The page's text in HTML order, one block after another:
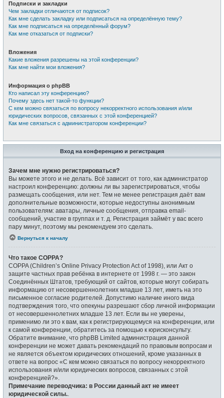
Подписки и закладки
Чем закладки отличаются от подписок?
Как мне сделать закладку или подписаться на определённую тему?
Как мне подписаться на определённый форум?
Как мне отказаться от подписки?
Вложения
Какие вложения разрешены на этой конференции?
Как мне найти мои вложения?
Информация о phpBB
Кто написал эту конференцию?
Почему здесь нет такой-то функции?
С кем можно связаться по вопросу некорректного использования и/или
юридических вопросов, связанных с этой конференцией?
Как мне связаться с администратором конференции?
Вход на конференцию и регистрация
Зачем мне нужно регистрироваться?
Вы можете этого и не делать. Всё зависит от того, как администратор
настроил конференцию: должны ли вы зарегистрироваться, чтобы
размещать сообщения, или нет. Тем не менее регистрация даёт вам
дополнительные возможности, которые недоступны анонимным
пользователям: аватары, личные сообщения, отправка email-
сообщений, участие в группах и т. д. Регистрация займёт у вас всего
пару минут, поэтому мы рекомендуем это сделать.
Вернуться к началу
Что такое COPPA?
COPPA (Children’s Online Privacy Protection Act of 1998), или Акт о
защите частных прав ребёнка в интернете от 1998 г. — это закон
Соединённых Штатов, требующий от сайтов, которые могут собирать
информацию от несовершеннолетних младше 13 лет, иметь на это
письменное согласие родителей. Допустимо наличие иного вида
подтверждения того, что опекуны разрешают сбор личной информации
от несовершеннолетних младше 13 лет. Если вы не уверены,
применимо ли это к вам, как к регистрирующемуся на конференции, или
к самой конференции, обратитесь за помощью к юрисконсульту.
Обратите внимание, что phpBB Limited администрация данной
конференции не может давать рекомендаций по правовым вопросам и
не является объектом юридических отношений, кроме указанных в
ответе на вопрос «С кем можно связаться по вопросу некорректного
использования и/или юридических вопросов, связанных с этой
конференцией?».
Примечание переводчика: в России данный акт не имеет
юридической силы.